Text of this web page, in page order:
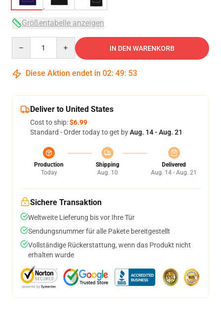
Größentabelle anzeigen
IN DEN WARENKORB
Diese Aktion endet in 02: 49: 52
Deliver to United States
Cost to ship:$6.99
Standard - Order today to get byAug. 14 - Aug. 21
Production
Today
Shipping
Aug. 10
Delivered
Aug. 14 - Aug. 21
Sichere Transaktion
Weltweite Lieferung bis vor Ihre Tür
Sendungsnummer für alle Pakete bereitgestellt
Vollständige Rückerstattung, wenn das Produkt nicht
erhalten wurde